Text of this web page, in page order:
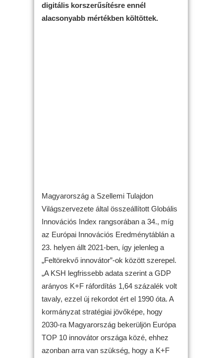
digitális korszerűsítésre ennél
alacsonyabb mértékben költöttek.
Magyarország a Szellemi Tulajdon
Világszervezete által összeállított Globális
Innovációs Index rangsorában a 34., míg
az Európai Innovációs Eredménytáblán a
23. helyen állt 2021-ben, így jelenleg a
„Feltörekvő innovátor”-ok között szerepel.
„A KSH legfrissebb adata szerint a GDP
arányos K+F ráfordítás 1,64 százalék volt
tavaly, ezzel új rekordot ért el 1990 óta. A
kormányzat stratégiai jövőképe, hogy
2030-ra Magyarország bekerüljön Európa
TOP 10 innovátor országa közé, ehhez
azonban arra van szükség, hogy a K+F